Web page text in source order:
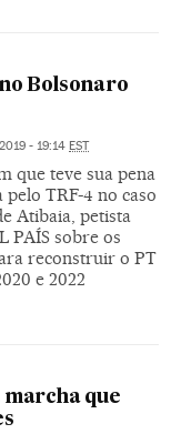
Bolsonaro
- 19:14 EST
que teve sua pena
pelo TRF-4 no caso
Atibaia, petista
PAÍS sobre os
reconstruir o PT
e 2022
que